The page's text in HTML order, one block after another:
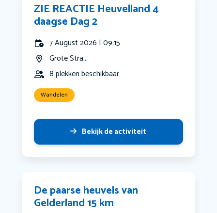
ZIE REACTIE Heuvelland 4
daagse Dag 2
7 August 2026 | 09:15
Grote Stra...
8 plekken beschikbaar
Wandelen
Bekijk de activiteit
De paarse heuvels van
Gelderland 15 km